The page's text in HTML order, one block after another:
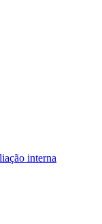
interna